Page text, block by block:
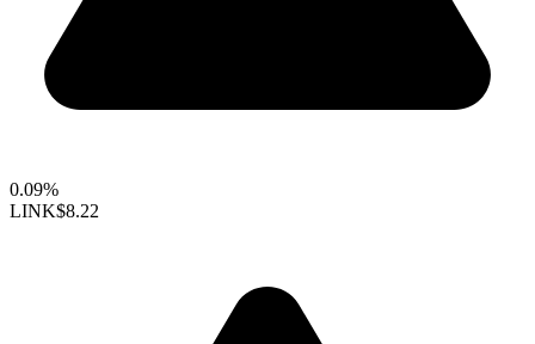
0.09%
LINK$8.22